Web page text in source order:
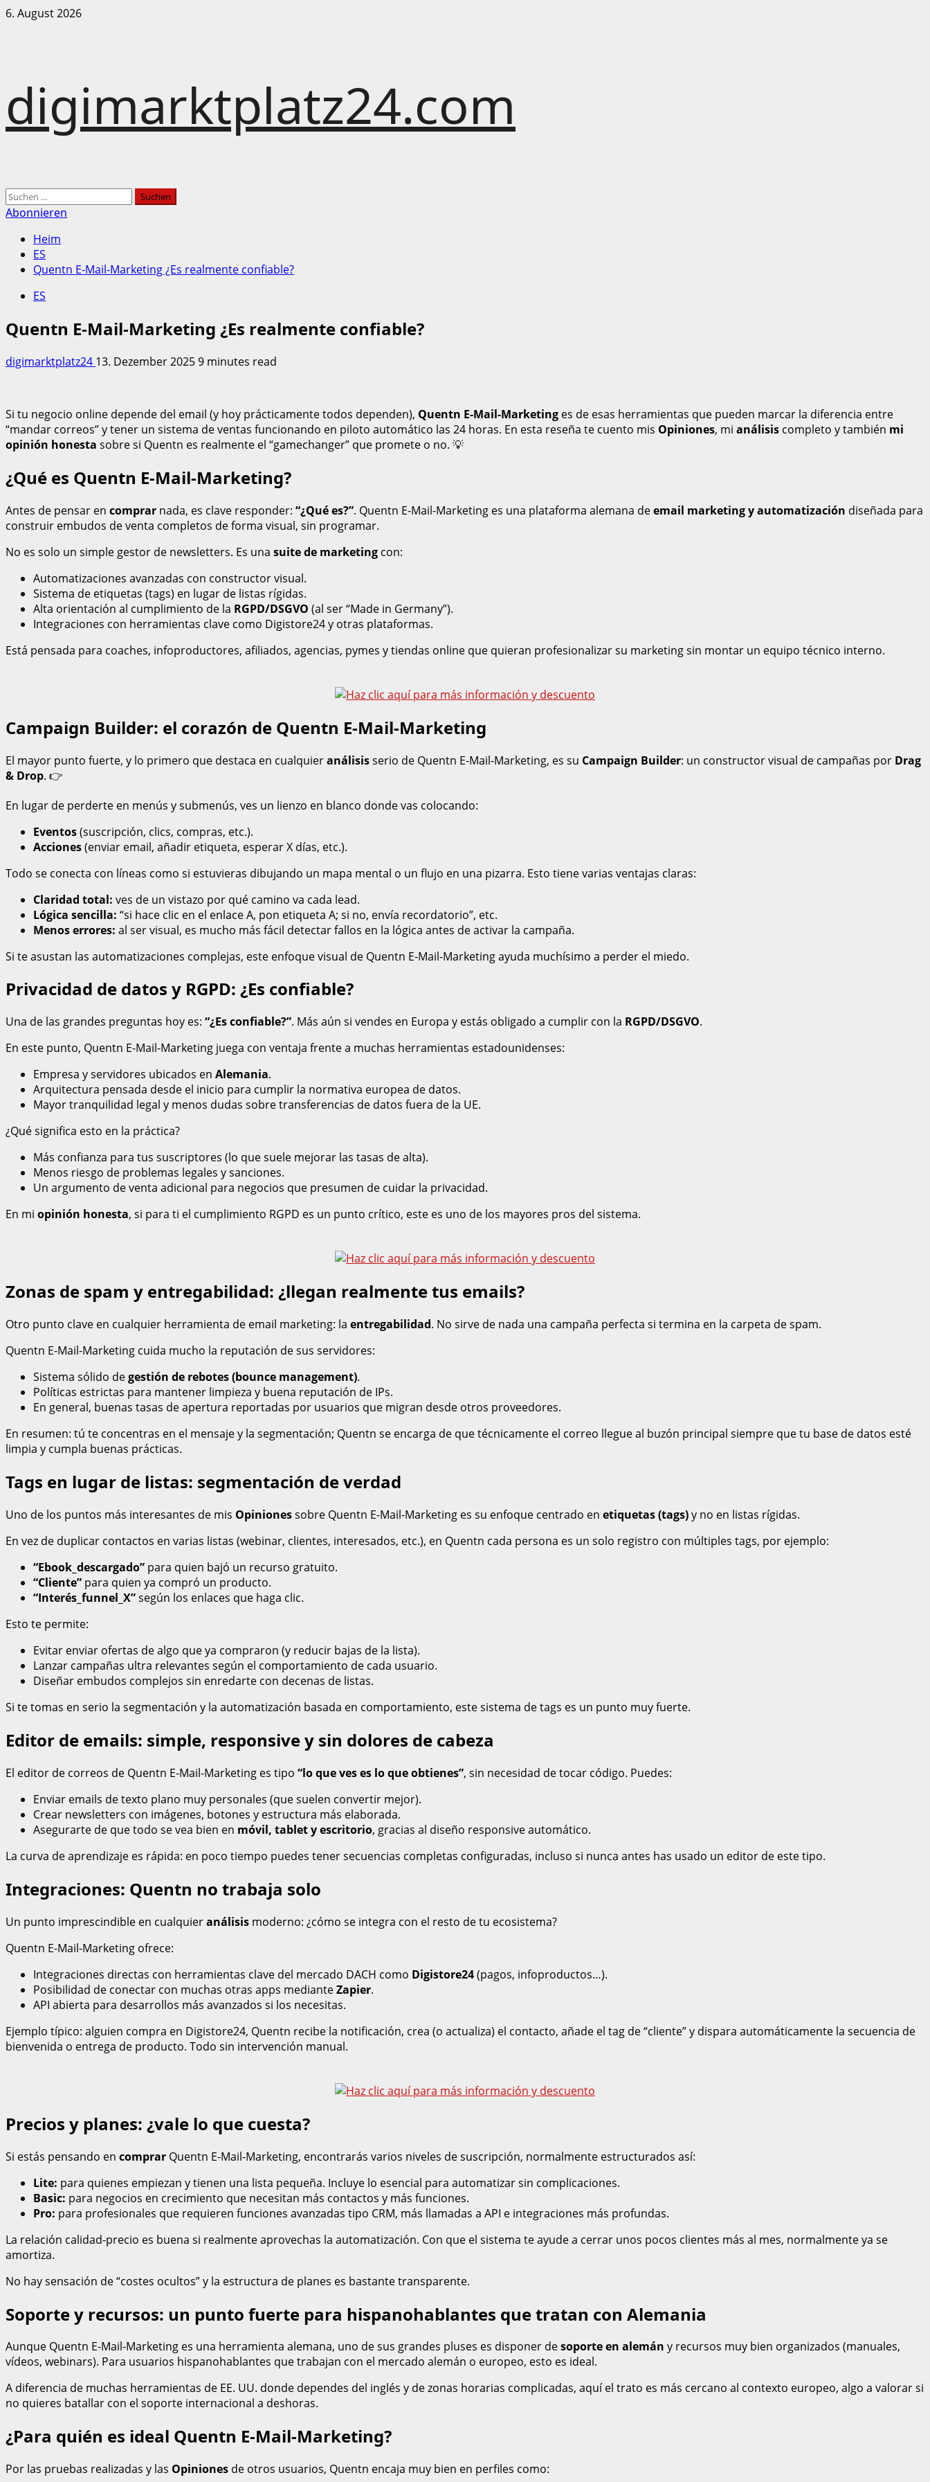
Zum
6. August 2026
digimarktplatz24.com
Hauptmenü
Suchen
nach:
Abonnieren
Heim
ES
Quentn E-Mail-Marketing ¿Es realmente confiable?
ES
Quentn E-Mail-Marketing ¿Es realmente confiable?
digimarktplatz24 13. Dezember 20259 minutes read
Si tu negocio online depende del email (y hoy prácticamente todos dependen), Quentn E-Mail-Marketing es de esas herramientas que pueden marcar la diferencia entre
“mandar correos” y tener un sistema de ventas funcionando en piloto automático las 24 horas. En esta reseña te cuento mis Opiniones, mi análisis completo y también mi
opinión honesta sobre si Quentn es realmente el “gamechanger” que promete o no. 💡
¿Qué es Quentn E-Mail-Marketing?
Antes de pensar en comprar nada, es clave responder: “¿Qué es?”. Quentn E-Mail-Marketing es una plataforma alemana deemail marketing y automatización diseñada para
construir embudos de venta completos de forma visual, sin programar.
No es solo un simple gestor de newsletters. Es una suite de marketing con:
Automatizaciones avanzadas con constructor visual.
Sistema de etiquetas (tags) en lugar de listas rígidas.
Alta orientación al cumplimiento de la RGPD/DSGVO (al ser “Made in Germany”).
Integraciones con herramientas clave como Digistore24 y otras plataformas.
Está pensada para coaches, infoproductores, afiliados, agencias, pymes y tiendas online que quieran profesionalizar su marketing sin montar un equipo técnico interno.
Campaign Builder: el corazón de Quentn E-Mail-Marketing
El mayor punto fuerte, y lo primero que destaca en cualquieranálisisserio de Quentn E-Mail-Marketing, es su Campaign Builder: un constructor visual de campañas por Drag
& Drop. 👉
En lugar de perderte en menús y submenús, ves un lienzo en blanco donde vas colocando:
Eventos(suscripción, clics, compras, etc.).
Acciones(enviar email, añadir etiqueta, esperar X días, etc.).
Todo se conecta con líneas como si estuvieras dibujando un mapa mental o un flujo en una pizarra. Esto tiene varias ventajas claras:
Claridad total: ves de un vistazo por qué camino va cada lead.
Lógica sencilla: “si hace clic en el enlace A, pon etiqueta A; si no, envía recordatorio”, etc.
Menos errores: al ser visual, es mucho más fácil detectar fallos en la lógica antes de activar la campaña.
Si te asustan las automatizaciones complejas, este enfoque visual de Quentn E-Mail-Marketing ayuda muchísimo a perder el miedo.
Privacidad de datos y RGPD: ¿Es confiable?
Una de las grandes preguntas hoy es: “¿Es confiable?”. Más aún si vendes en Europa y estás obligado a cumplir con la RGPD/DSGVO.
En este punto, Quentn E-Mail-Marketing juega con ventaja frente a muchas herramientas estadounidenses:
Empresa y servidores ubicados en Alemania.
Arquitectura pensada desde el inicio para cumplir la normativa europea de datos.
Mayor tranquilidad legal y menos dudas sobre transferencias de datos fuera de la UE.
¿Qué significa esto en la práctica?
Más confianza para tus suscriptores (lo que suele mejorar las tasas de alta).
Menos riesgo de problemas legales y sanciones.
Un argumento de venta adicional para negocios que presumen de cuidar la privacidad.
En mi opinión honesta, si para ti el cumplimiento RGPD es un punto crítico, este es uno de los mayores pros del sistema.
Zonas de spam y entregabilidad: ¿llegan realmente tus emails?
Otro punto clave en cualquier herramienta de email marketing: la entregabilidad. No sirve de nada una campaña perfecta si termina en la carpeta de spam.
Quentn E-Mail-Marketing cuida mucho la reputación de sus servidores:
Sistema sólido degestión de rebotes (bounce management).
Políticas estrictas para mantener limpieza y buena reputación de IPs.
En general, buenas tasas de apertura reportadas por usuarios que migran desde otros proveedores.
En resumen: tú te concentras en el mensaje y la segmentación; Quentn se encarga de que técnicamente el correo llegue al buzón principal siempre que tu base de datos esté
limpia y cumpla buenas prácticas.
Tags en lugar de listas: segmentación de verdad
Uno de los puntos más interesantes de mis Opinionessobre Quentn E-Mail-Marketing es su enfoque centrado en etiquetas (tags)y no en listas rígidas.
En vez de duplicar contactos en varias listas (webinar, clientes, interesados, etc.), en Quentn cada persona es un solo registro con múltiples tags, por ejemplo:
“Ebook_descargado” para quien bajó un recurso gratuito.
“Cliente” para quien ya compró un producto.
“Interés_funnel_X”según los enlaces que haga clic.
Esto te permite:
Evitar enviar ofertas de algo que ya compraron (y reducir bajas de la lista).
Lanzar campañas ultra relevantes según el comportamiento de cada usuario.
Diseñar embudos complejos sin enredarte con decenas de listas.
Si te tomas en serio la segmentación y la automatización basada en comportamiento, este sistema de tags es un punto muy fuerte.
Editor de emails: simple, responsive y sin dolores de cabeza
El editor de correos de Quentn E-Mail-Marketing es tipo “lo que ves es lo que obtienes”, sin necesidad de tocar código. Puedes:
Enviar emails de texto plano muy personales (que suelen convertir mejor).
Crear newsletters con imágenes, botones y estructura más elaborada.
Asegurarte de que todo se vea bien en móvil, tablet y escritorio, gracias al diseño responsive automático.
La curva de aprendizaje es rápida: en poco tiempo puedes tener secuencias completas configuradas, incluso si nunca antes has usado un editor de este tipo.
Integraciones: Quentn no trabaja solo
Un punto imprescindible en cualquieranálisis moderno: ¿cómo se integra con el resto de tu ecosistema?
Quentn E-Mail-Marketing ofrece:
Integraciones directas con herramientas clave del mercado DACH como Digistore24(pagos, infoproductos…).
Posibilidad de conectar con muchas otras apps medianteZapier.
API abierta para desarrollos más avanzados si los necesitas.
Ejemplo típico: alguien compra en Digistore24, Quentn recibe la notificación, crea (o actualiza) el contacto, añade el tag de “cliente” y dispara automáticamente la secuencia de
bienvenida o entrega de producto. Todo sin intervención manual.
Precios y planes: ¿vale lo que cuesta?
Si estás pensando en comprar Quentn E-Mail-Marketing, encontrarás varios niveles de suscripción, normalmente estructurados así:
Lite: para quienes empiezan y tienen una lista pequeña. Incluye lo esencial para automatizar sin complicaciones.
Basic: para negocios en crecimiento que necesitan más contactos y más funciones.
Pro: para profesionales que requieren funciones avanzadas tipo CRM, más llamadas a API e integraciones más profundas.
La relación calidad-precio es buena si realmente aprovechas la automatización. Con que el sistema te ayude a cerrar unos pocos clientes más al mes, normalmente ya se
amortiza.
No hay sensación de “costes ocultos” y la estructura de planes es bastante transparente.
Soporte y recursos: un punto fuerte para hispanohablantes que tratan con Alemania
Aunque Quentn E-Mail-Marketing es una herramienta alemana, uno de sus grandes pluses es disponer desoporte en alemán y recursos muy bien organizados (manuales,
vídeos, webinars). Para usuarios hispanohablantes que trabajan con el mercado alemán o europeo, esto es ideal.
A diferencia de muchas herramientas de EE. UU. donde dependes del inglés y de zonas horarias complicadas, aquí el trato es más cercano al contexto europeo, algo a valorar si
no quieres batallar con el soporte internacional a deshoras.
¿Para quién es ideal Quentn E-Mail-Marketing?
Por las pruebas realizadas y las Opiniones de otros usuarios, Quentn encaja muy bien en perfiles como: